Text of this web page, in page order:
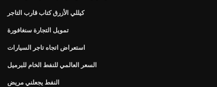
كيللي الأزرق كتاب قارب التاجر
تمويل التجارة سنغافورة
استعراض اتجاه تاجر السيارات
السعر العالمي للنفط الخام للبرميل
النفط يجعلني مريض